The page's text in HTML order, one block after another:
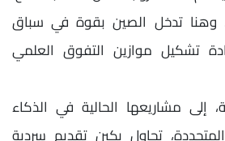
وهنا تدخل الصين بقوة في سباق
تشكيل موازين التفوق العلمي
إلى مشاريعها الحالية في الذكاء
تحاول بكين تقديم سردية